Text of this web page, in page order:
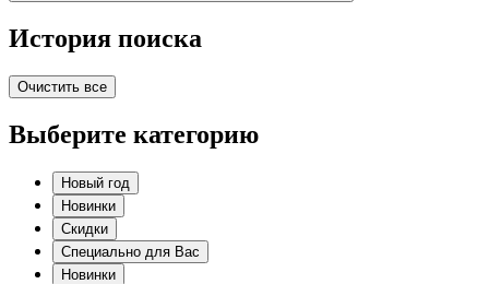
История поиска
Очистить все
Выберите категорию
Новый год
Новинки
Скидки
Специально для Вас
Новинки